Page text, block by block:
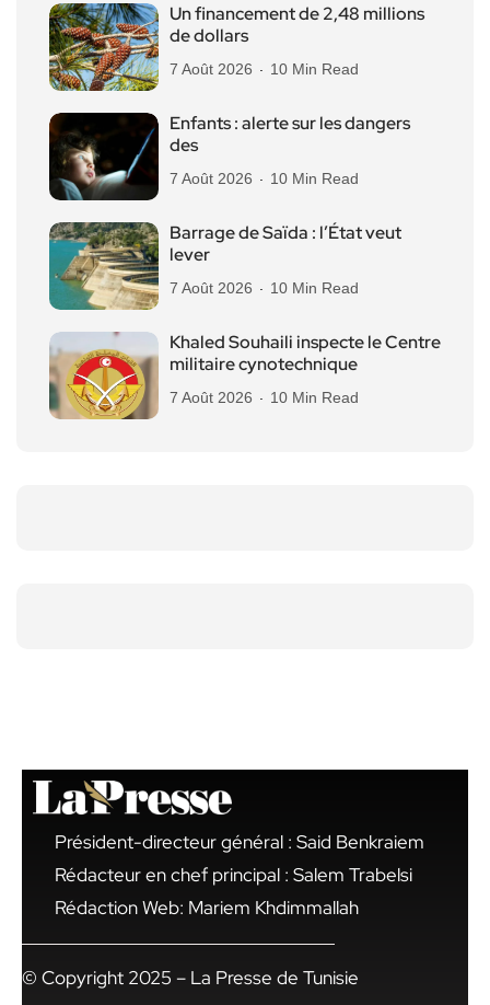
Un financement de 2,48 millions
de dollars
7 Août 2026 10 Min Read
Enfants : alerte sur les dangers
des
7 Août 2026 10 Min Read
Barrage de Saïda : l’État veut
lever
7 Août 2026 10 Min Read
Khaled Souhaili inspecte le Centre
militaire cynotechnique
7 Août 2026 10 Min Read
Président-directeur général : Said Benkraiem
Rédacteur en chef principal : Salem Trabelsi
Rédaction Web: Mariem Khdimmallah
© Copyright 2025 – La Presse de Tunisie